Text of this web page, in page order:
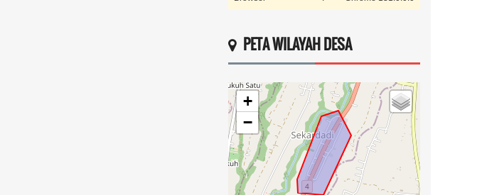
PETA WILAYAH DESA
+
−